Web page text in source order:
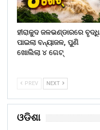
ହୀରାକୁଦ ଜଳଭଣ୍ଡାରରେ ବୃଦ୍ଧି
ପାଇଲା ବନ୍ୟାଜଳ, ପୁଣି
ଖୋଲିଲା ୪ ଗେଟ୍
PREV NEXT
ଓଡିଶା